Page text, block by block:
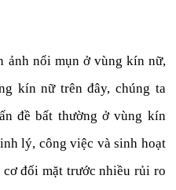
ảnh nổi mụn ở vùng kín nữ,
kín nữ trên đây, chúng ta
đề bất thường ở vùng kín
lý, công việc và sinh hoạt
đối mặt trước nhiều rủi ro